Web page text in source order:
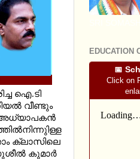
ഐ.ടി
വീണ്ടും
അധ്യാപകന്‍
ക്ലാസിലെ
കുമാര്‍
EDUCATION
📅
Click on